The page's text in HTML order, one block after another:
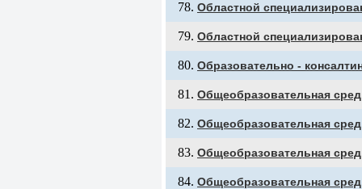
Областной
Областной
Образовательно -
Общеобразовательная
Общеобразовательная
Общеобразовательная
Общеобразовательная